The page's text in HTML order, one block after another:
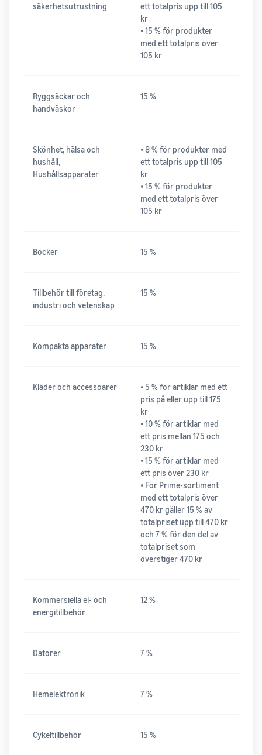
säkerhetsutrustning
ett totalpris upp till 105
kr
• 15 % för produkter
med ett totalpris över
105 kr
Ryggsäckar och
handväskor
15 %
Skönhet, hälsa och
hushåll,
Hushållsapparater
• 8 % för produkter med
ett totalpris upp till 105
kr
• 15 % för produkter
med ett totalpris över
105 kr
Böcker 15 %
Tillbehör till företag,
industri och vetenskap
15 %
Kompakta apparater 15 %
Kläder och accessoarer
• 5 % för artiklar med ett
pris på eller upp till 175
kr
• 10 % för artiklar med
ett pris mellan 175 och
230 kr
• 15 % för artiklar med
ett pris över 230 kr
• För Prime-sortiment
med ett totalpris över
470 kr gäller 15 % av
totalpriset upp till 470 kr
och 7 % för den del av
totalpriset som
överstiger 470 kr
Kommersiella el- och
energitillbehör
12 %
Datorer 7 %
Hemelektronik 7 %
Cykeltillbehör 15 %